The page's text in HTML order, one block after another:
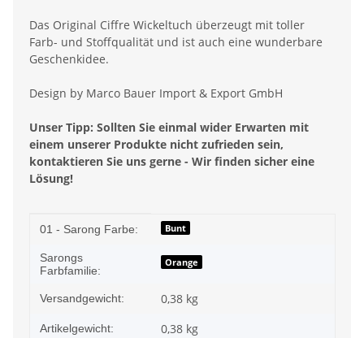
Das Original Ciffre Wickeltuch überzeugt mit toller
Farb- und Stoffqualität und ist auch eine wunderbare
Geschenkidee.
Design by Marco Bauer Import & Export GmbH
Unser Tipp: Sollten Sie einmal wider Erwarten mit
einem unserer Produkte nicht zufrieden sein,
kontaktieren Sie uns gerne - Wir finden sicher eine
Lösung!
Produkteigenschaft
Wert
01 - Sarong Farbe: Bunt
Sarongs
Farbfamilie:
Orange
Versandgewicht: 0,38 kg
Artikelgewicht: 0,38 kg